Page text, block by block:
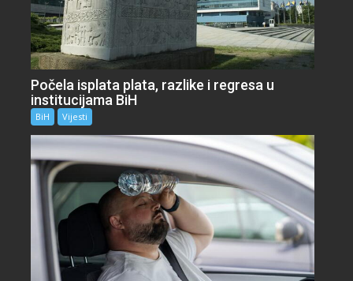
Počela isplata plata, razlike i regresa u
institucijama BiH
BiH Vijesti